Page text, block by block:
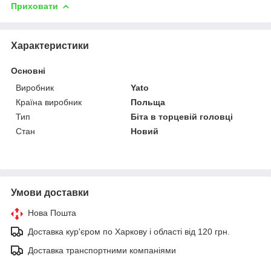
Приховати
Характеристики
Основні
Виробник
Yato
Країна виробник
Польща
Тип
Біта в торцевій головці
Стан
Новий
Умови доставки
Нова Пошта
Доставка кур'єром по Харкову і області від 120 грн.
Доставка транспортними компаніями